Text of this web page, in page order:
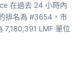
在過去 24 小時內
排名為 #3654，市
7,180,391 LMF 單位